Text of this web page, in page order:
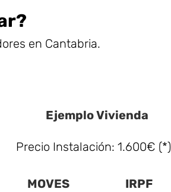
en Cantabria.
Ejemplo Vivienda
Precio Instalación: 1.600€ (*)
MOVES
IRPF